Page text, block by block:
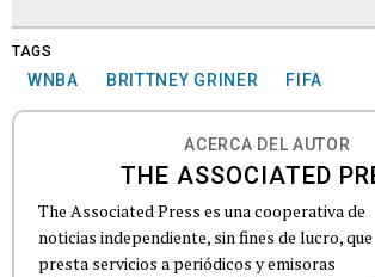
TAGS
WNBA BRITTNEY GRINER FIFA
ACERCA DEL AUTOR
THE ASSOCIATED
The Associated Press es una cooperativa de
noticias independiente, sin fines de lucro, que
presta servicios a periódicos y emisoras